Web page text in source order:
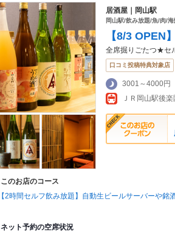
居酒屋｜岡山駅
岡山駅/飲み放題/魚/肉/
【8/3 OPEN
全席掘りごたつ★セ
口コミ投稿特典対象店
3001～4000円
このお店のコース
【2時間セルフ飲み放題】自動生ビールサーバーや
ネット予約の空席状況